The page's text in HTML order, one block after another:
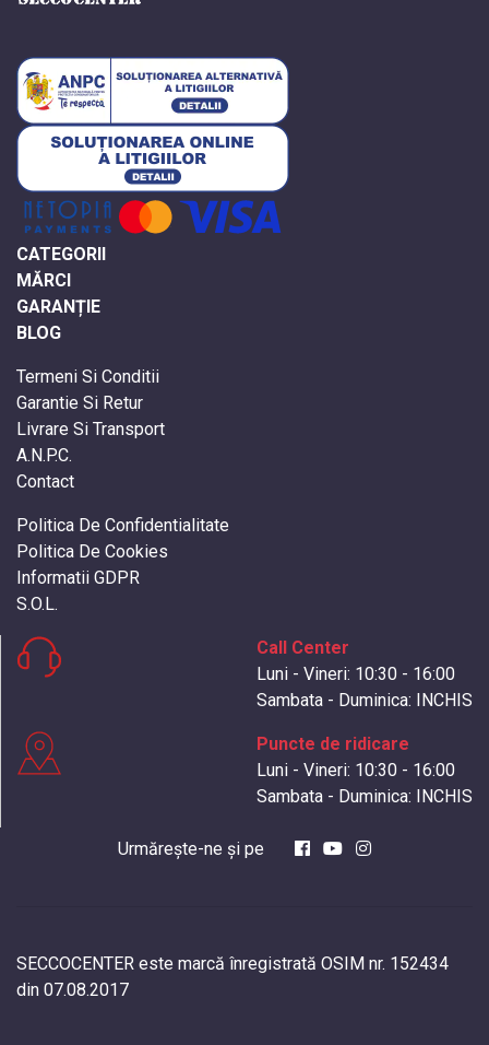
CATEGORII
MĂRCI
GARANȚIE
BLOG
Termeni Si Conditii
Garantie Si Retur
Livrare Si Transport
A.N.P.C.
Contact
Politica De Confidentialitate
Politica De Cookies
Informatii GDPR
S.O.L.
Call Center
Luni - Vineri: 10:30 - 16:00
Sambata - Duminica: INCHIS
Puncte de ridicare
Luni - Vineri: 10:30 - 16:00
Sambata - Duminica: INCHIS
Urmărește-ne și pe
SECCOCENTER este marcă înregistrată OSIM nr. 152434
din 07.08.2017